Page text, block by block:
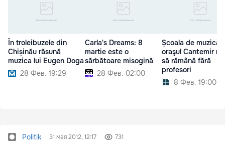
În troleibuzele din
Chișinău răsună
muzica lui Eugen Doga
28 Фев. 19:29
Carla's Dreams: 8
martie este o
sărbătoare misogină
28 Фев. 02:00
Școala de muzică
oraşul Cantemir
să rămână fără
profesori
8 Фев. 19:00
Politik 31 мая 2012, 12:17 731